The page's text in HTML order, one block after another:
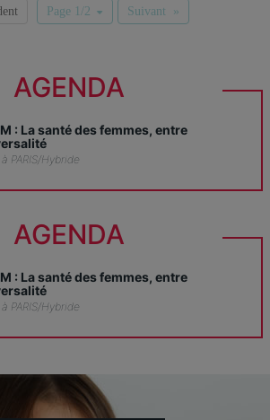
Page 1/2 Suivant »
AGENDA
: La santé des femmes, entre
PARIS/Hybride
AGENDA
: La santé des femmes, entre
PARIS/Hybride